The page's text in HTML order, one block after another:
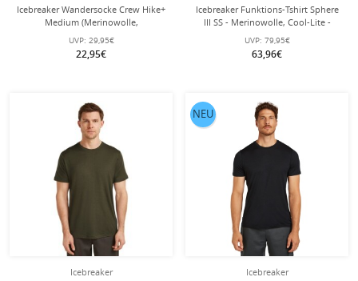
Icebreaker Wandersocke Crew Hike+
Medium (Merinowolle,
strapazierfähig, leicht)
schwarz/obsidian Herren
UVP: 29,95€
22,95€
Icebreaker Funktions-Tshirt Sphere
III SS - Merinowolle, Cool-Lite -
feuchtigkeitsregulierend -
lichengrün Herren
UVP: 79,95€
63,96€
Icebreaker
Icebreaker
NEU